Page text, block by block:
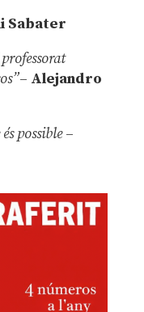
Sabater
– Alejandro
possible –